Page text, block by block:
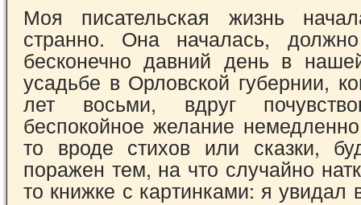
Моя писательская жизнь
странно. Она началась,
бесконечно давний день в
усадьбе в Орловской губер­нии,
лет восьми, вдруг
беспокойное желание
то вроде стихов или сказки,
поражен тем, на что случайно
то книжке с кар­тинками: я увидал